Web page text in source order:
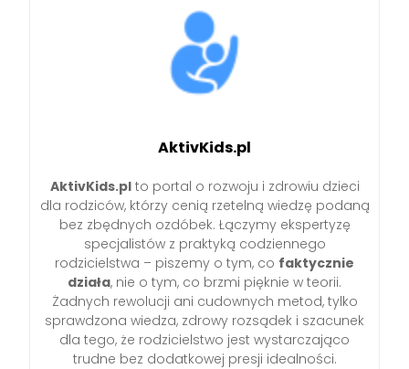
AktivKids.pl
AktivKids.plto portal o rozwoju i zdrowiu dzieci
dla rodziców, którzy cenią rzetelną wiedzę podaną
bez zbędnych ozdóbek. Łączymy ekspertyzę
specjalistów z praktyką codziennego
rodzicielstwa – piszemy o tym, co faktycznie
działa, nie o tym, co brzmi pięknie w teorii.
Żadnych rewolucji ani cudownych metod, tylko
sprawdzona wiedza, zdrowy rozsądek i szacunek
dla tego, że rodzicielstwo jest wystarczająco
trudne bez dodatkowej presji idealności.